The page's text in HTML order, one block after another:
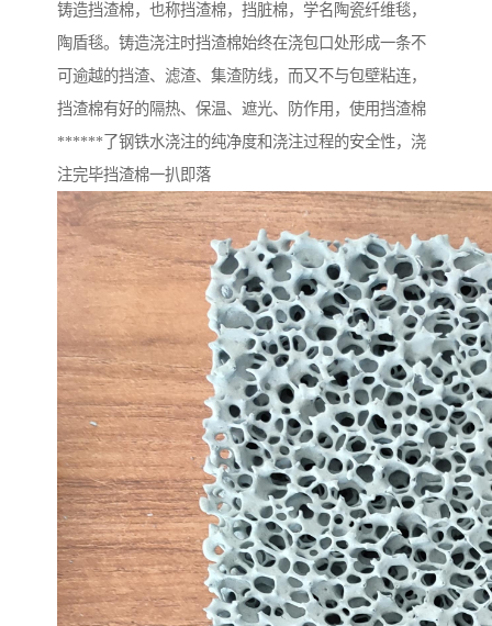
铸造挡渣棉，也称挡渣棉，挡脏棉，学名陶瓷纤维毯，
陶盾毯。铸造浇注时挡渣棉始终在浇包口处形成一条不
可逾越的挡渣、滤渣、集渣防线，而又不与包壁粘连，
挡渣棉有好的隔热、保温、遮光、防作用，使用挡渣棉
******了钢铁水浇注的纯净度和浇注过程的安全性，浇
注完毕挡渣棉一扒即落